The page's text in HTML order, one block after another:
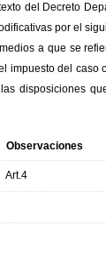
del Decreto
por el
a que se
impuesto del caso
disposiciones
Observaciones
Art.4